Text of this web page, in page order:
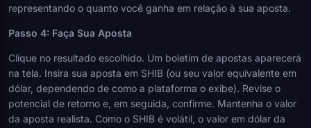
representando o quanto você ganha em relação à sua aposta.
Passo 4: Faça Sua Aposta
Clique no resultado escolhido. Um boletim de apostas aparecerá
na tela. Insira sua aposta em SHIB (ou seu valor equivalente em
dólar, dependendo de como a plataforma o exibe). Revise o
potencial de retorno e, em seguida, confirme. Mantenha o valor
da aposta realista. Como o SHIB é volátil, o valor em dólar da